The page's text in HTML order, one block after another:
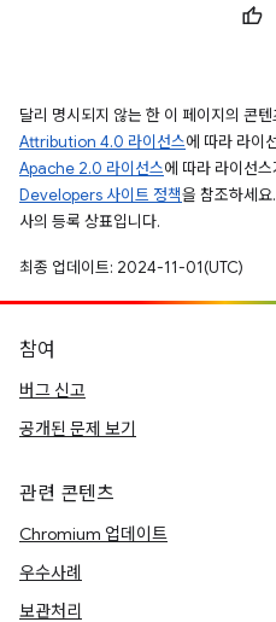
달리 명시되지 않는 한 이 페이지의 콘텐
Attribution 4.0 라이선스에 따라 라이
Apache 2.0 라이선스에 따라 라이선
Developers 사이트 정책을 참조하세
사의 등록 상표입니다.
최종 업데이트: 2024-11-01(UTC)
참여
버그 신고
공개된 문제 보기
관련 콘텐츠
Chromium 업데이트
우수사례
보관처리